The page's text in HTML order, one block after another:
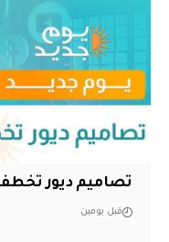
تصاميم ديور
قبل يومين